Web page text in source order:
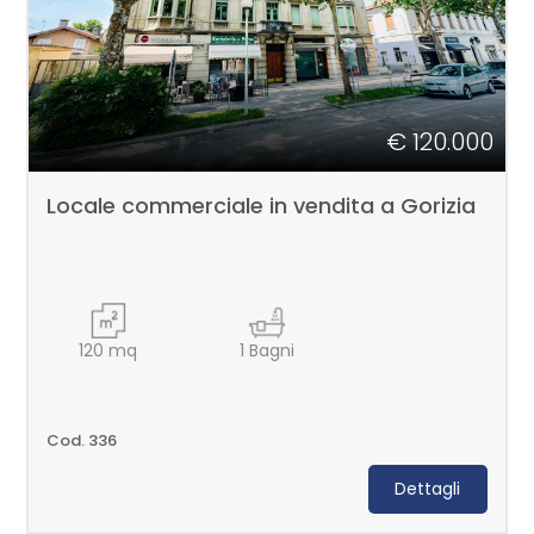
€ 120.000
Locale commerciale in vendita a Gorizia
120 mq 1 Bagni
Cod. 336
Dettagli
Giardino
Posto auto/Box
Arredato